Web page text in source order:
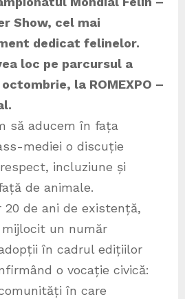
Show, cel mai
dedicat felinelor.
loc pe parcursul a
la ROMEXPO –
să aducem în fața
mediei o discuție
incluziune și
de animale.
de ani de existență,
mijlocit un număr
în cadrul edițiilor
o vocație civică:
în care